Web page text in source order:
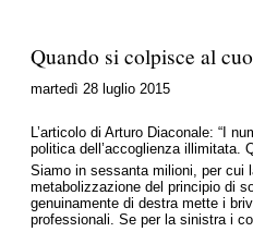
Quando si colpisce al
martedì 28 luglio 2015
L’articolo di Arturo Diaconale: “I
politica dell’accoglienza illimitata.
Siamo in sessanta milioni, per cui
metabolizzazione del principio di
genuinamente di destra mette i
professionali. Se per la sinistra i